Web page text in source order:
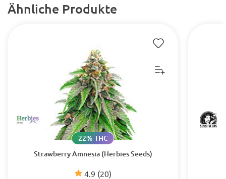
Ähnliche Produkte
Strawberry Amnesia (Herbies Seeds)
4.9 (20)
22% THC